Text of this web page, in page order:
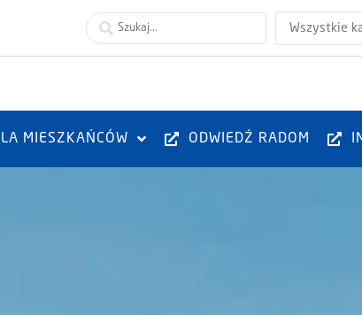
Wszystkie
MIESZKAŃCÓW ODWIEDŹ RADOM